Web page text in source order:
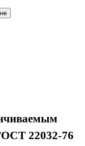
22032-76